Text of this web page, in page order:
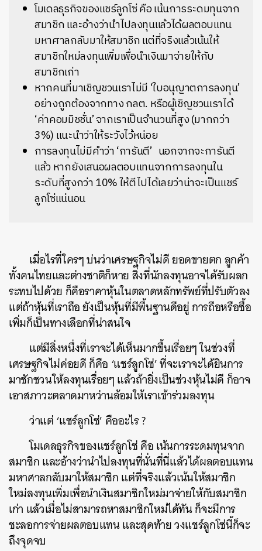
โมเดลธุรกิจของแชร์ลูกโซ่ คือ เน้นการระดมทุนจาก
สมาชิก และอ้างว่านำไปลงทุนแล้วได้ผลตอบแทน
มหาศาลกลับมาให้สมาชิก แต่ที่จริงแล้วเน้นให้
สมาชิกใหม่ลงทุนเพิ่มเพื่อนำเงินมาจ่ายให้กับ
สมาชิกเก่า
หากคนที่มาเชิญชวนเราไม่มี ‘ใบอนุญาตการลงทุน’
อย่างถูกต้องจากทาง กลต. หรือผู้เชิญชวนเราได้
‘ค่าคอมมิชชั่น’ จากเราเป็นจำนวนที่สูง (มากกว่า
3%) แนะนำว่าให้ระวังไว้หน่อย
การลงทุนไม่มีคำว่า ‘การันตี’ นอกจากจะการันตี
แล้ว หากยังเสนอผลตอบแทนจากการลงทุนใน
ระดับที่สูงกว่า 10% ให้ตีไปได้เลยว่าน่าจะเป็นแชร์
ลูกโซ่แน่นอน
เมื่อไรที่ใครๆ บ่นว่าเศรษฐกิจไม่ดี ยอดขายตก ลูกค้า
ทั้งคนไทยและต่างชาติก็หาย สิ่งที่นักลงทุนอาจได้รับผลก
ระทบไปด้วย ก็คือราคาหุ้นในตลาดหลักทรัพย์ที่ปรับตัวลง
แต่ถ้าหุ้นที่เราถือ ยังเป็นหุ้นที่มีพื้นฐานดีอยู่ การถือหรือซื้อ
เพิ่มก็เป็นทางเลือกที่น่าสนใจ
แต่มีสิ่งหนึ่งที่เราจะได้เห็นมากขึ้นเรื่อยๆ ในช่วงที่
เศรษฐกิจไม่ค่อยดี ก็คือ ‘แชร์ลูกโซ่’ ที่จะเราจะได้ยินการ
มาชักชวนให้ลงทุนเรื่อยๆ แล้วถ้ายิ่งเป็นช่วงหุ้นไม่ดี ก็อาจ
เอาสภาวะตลาดมาหว่านล้อมให้เราเข้าร่วมลงทุน
ว่าแต่ ‘แชร์ลูกโซ่’ คืออะไร ?
โมเดลธุรกิจของแชร์ลูกโซ่ คือ เน้นการระดมทุนจาก
สมาชิก และอ้างว่านำไปลงทุนที่นั่นที่นี่แล้วได้ผลตอบแทน
มหาศาลกลับมาให้สมาชิก แต่ที่จริงแล้วเน้นให้สมาชิก
ใหม่ลงทุนเพิ่มเพื่อนำเงินสมาชิกใหม่มาจ่ายให้กับสมาชิก
เก่า แล้วเมื่อไม่สามารถหาสมาชิกใหม่ได้ทัน ก็จะมีการ
ชะลอการจ่ายผลตอบแทน และสุดท้าย วงแชร์ลูกโซ่นี้ก็จะ
ถึงจุดจบ